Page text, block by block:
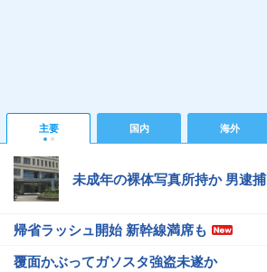
主要 国内 海外
未成年の裸体写真所持か 男逮捕
帰省ラッシュ開始 新幹線満席も
覆面かぶってガソスタ強盗未遂か